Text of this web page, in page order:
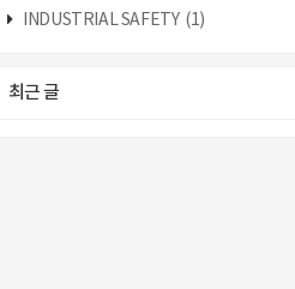
INDUSTRIAL SAFETY (1)
최근 글